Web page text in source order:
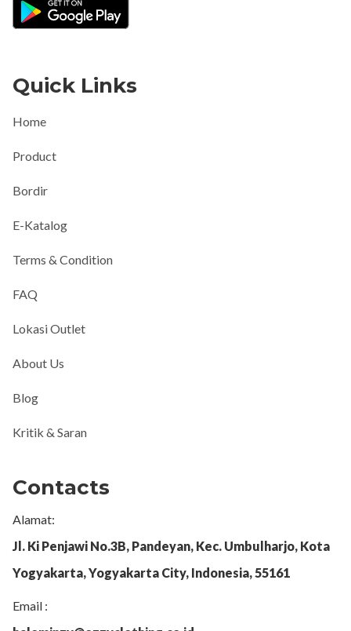
Quick Links
Home
Product
Bordir
E-Katalog
Terms & Condition
FAQ
Lokasi Outlet
About Us
Blog
Kritik & Saran
Contacts
Alamat:
Jl. Ki Penjawi No.3B, Pandeyan, Kec. Umbulharjo, Kota
Yogyakarta, Yogyakarta City, Indonesia, 55161
Email :